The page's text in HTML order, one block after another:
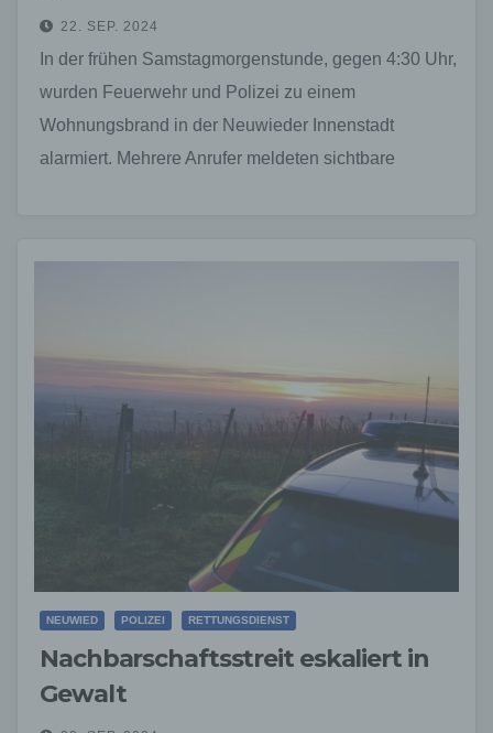
22. SEP. 2024
In der frühen Samstagmorgenstunde, gegen 4:30 Uhr,
wurden Feuerwehr und Polizei zu einem
Wohnungsbrand in der Neuwieder Innenstadt
alarmiert. Mehrere Anrufer meldeten sichtbare
NEUWIED POLIZEI RETTUNGSDIENST
Nachbarschaftsstreit eskaliert in
Gewalt